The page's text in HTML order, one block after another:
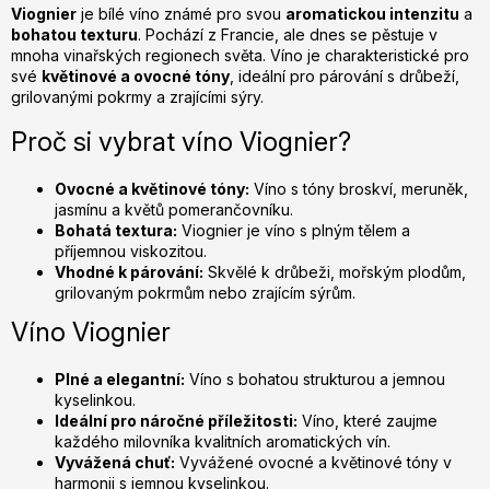
c
í
p
r
v
k
y
v
ý
p
s
u
Viognier je bílé víno známé pro svou aromatickou intenzitu a
bohatou texturu. Pochází z Francie, ale dnes se pěstuje v
mnoha vinařských regionech světa. Víno je charakteristické pro
své květinové a ovocné tóny , ideální pro párování s drůbeží,
grilovanými pokrmy a zrajícími sýry.
Proč si vybrat víno Viognier?
Ovocné a květinové tóny: Víno s tóny broskví, meruněk,
jasmínu a květů pomerančovníku.
Bohatá textura: Viognier je víno s plným tělem a
příjemnou viskozitou.
Vhodné k párování: Skvělé k drůbeži, mořským plodům,
grilovaným pokrmům nebo zrajícím sýrům.
Víno Viognier
Plné a elegantní: Víno s bohatou strukturou a jemnou
kyselinkou.
Ideální pro náročné příležitosti: Víno, které zaujme
každého milovníka kvalitních aromatických vín.
Vyvážená chuť: Vyvážené ovocné a květinové tóny v
harmonii s jemnou kyselinkou.